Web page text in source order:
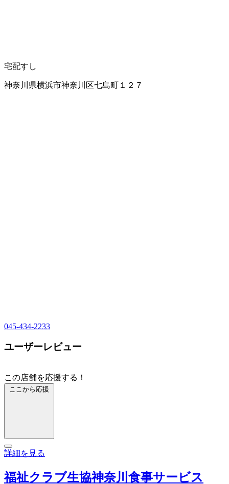
宅配すし
神奈川県横浜市神奈川区七島町１２７
045-434-2233
ユーザーレビュー
この店舗を応援する！
ここから応援
詳細を見る
福祉クラブ生協神奈川食事サービス